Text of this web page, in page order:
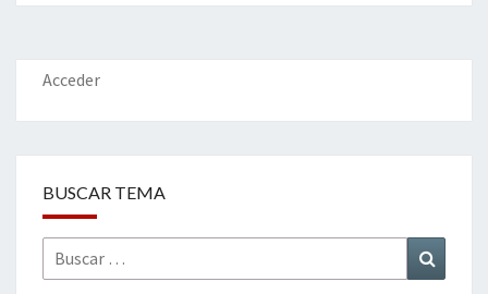
o
o
k
er dI
n
l
p
ar
Acceder
BUSCAR TEMA
Buscar
por: